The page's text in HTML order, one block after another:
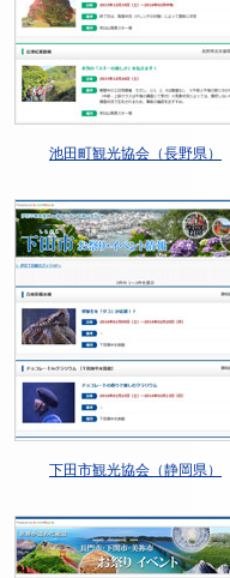
池田町観光協会（長野県）
下田市観光協会（静岡県）